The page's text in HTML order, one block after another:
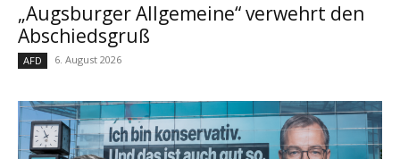
„Augsburger Allgemeine“ verwehrt den
Abschiedsgruß
AFD 6. August 2026